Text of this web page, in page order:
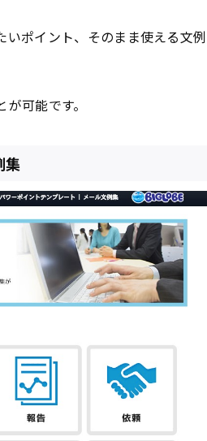
いポイント、そのまま使える文例
可能です。
集